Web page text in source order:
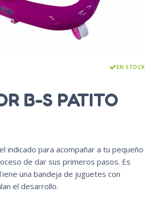
EN STOCK
B-S PATITO
indicado para acompañar a tu pequeño
de dar sus primeros pasos. Es
una bandeja de juguetes con
el desarrollo.